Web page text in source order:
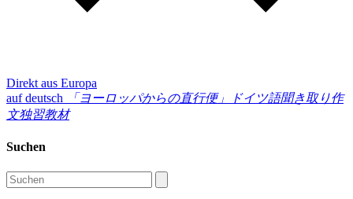
Direkt aus Europa
auf deutsch
「ヨーロッパからの直行便」
ドイツ語聞き取り作
文独習教材
Suchen